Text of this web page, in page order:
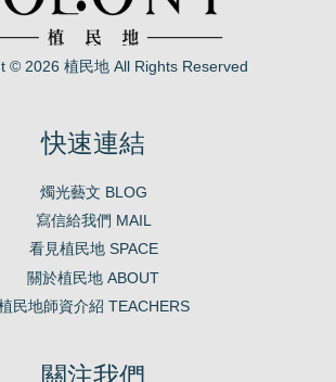
© 2026 植民地 All Rights Reserved
快速連結
燭光藝文 BLOG
寫信給我們 MAIL
看見植民地 SPACE
關於植民地 ABOUT
民地師資介紹 TEACHERS
關注我們